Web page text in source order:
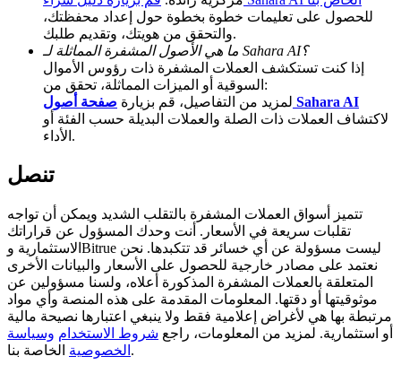
Deposit CASHCAT & Win
Share 500000 CASHCAT prize pool
Exclusive for BitMart Users
Register & Trade to Win 500,000 USDT
Precious Metals Trading Carnival
Trade Gold & Silver · 33,333 USDT Bonus
USDT New User Exclusive 10% APR
للحصول على تعليمات خطوة بخطوة حول إعداد محفظتك،
والتحقق من هويتك، وتقديم طلبك.
ما هي الأصول المشفرة المماثلة لـ Sahara AI؟
إذا كنت تستكشف العملات المشفرة ذات رؤوس الأموال
السوقية أو الميزات المماثلة، تحقق من:
لمزيد من التفاصيل، قم بزيارة صفحة أصول Sahara AI
لاكتشاف العملات ذات الصلة والعملات البديلة حسب الفئة أو
الأداء.
تنصل
تتميز أسواق العملات المشفرة بالتقلب الشديد ويمكن أن تواجه
تقلبات سريعة في الأسعار. أنت وحدك المسؤول عن قراراتك
الاستثمارية وBitrue ليست مسؤولة عن أي خسائر قد تتكبدها. نحن
نعتمد على مصادر خارجية للحصول على الأسعار والبيانات الأخرى
المتعلقة بالعملات المشفرة المذكورة أعلاه، ولسنا مسؤولين عن
موثوقيتها أو دقتها. المعلومات المقدمة على هذه المنصة وأي مواد
مرتبطة بها هي لأغراض إعلامية فقط ولا ينبغي اعتبارها نصيحة مالية
أو استثمارية. لمزيد من المعلومات، راجع شروط الاستخدام وسياسة
الخصوصية الخاصة بنا.